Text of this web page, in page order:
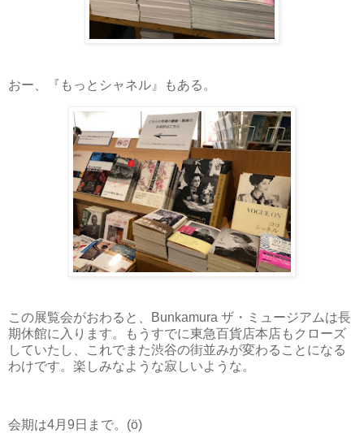
おー、『もっとシャネル』もある。
この展覧会がおわると、Bunkamura ザ・ミュージアムは長
期休館に入ります。もうすでに東急百貨店本店もクローズ
していたし、これでまた渋谷の街並みが変わることになる
わけです。楽しみなような寂しいような。
会期は4月9日まで。(ö)